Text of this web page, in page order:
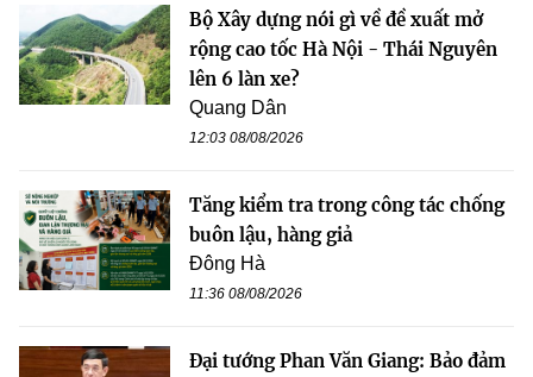
Bộ Xây dựng nói gì về đề xuất mở
rộng cao tốc Hà Nội - Thái Nguyên
lên 6 làn xe?
Quang Dân
12:03 08/08/2026
Tăng kiểm tra trong công tác chống
buôn lậu, hàng giả
Đông Hà
11:36 08/08/2026
Đại tướng Phan Văn Giang: Bảo đảm